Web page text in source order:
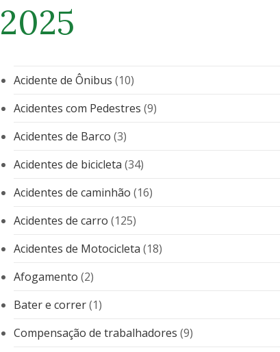
2025
Acidente de Ônibus (10)
Acidentes com Pedestres (9)
Acidentes de Barco (3)
Acidentes de bicicleta (34)
Acidentes de caminhão (16)
Acidentes de carro (125)
Acidentes de Motocicleta (18)
Afogamento (2)
Bater e correr(1)
Compensação de trabalhadores (9)